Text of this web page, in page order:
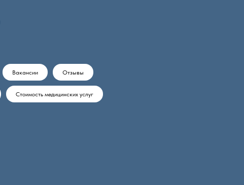
Вакансии Отзывы
Стоимость медицинских услуг